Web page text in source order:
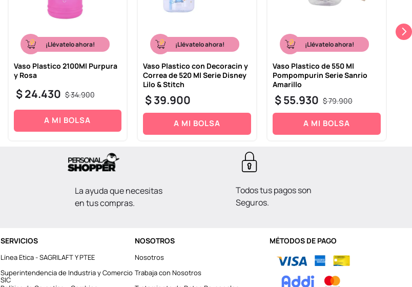
¡Llévatelo ahora!
Vaso Plastico 2100Ml Purpura
y Rosa
$34.900
$24.430
A MI BOLSA
¡Llévatelo ahora!
Vaso Plastico con Decoracin y
Correa de 520 Ml Serie Disney
Lilo & Stitch
$39.900
A MI BOLSA
¡Llévatelo ahora!
Vaso Plastico de 550 Ml
Pompompurin Serie Sanrio
Amarillo
$79.900
$55.930
A MI BOLSA
La ayuda que necesitas
en tus compras.
Todos tus pagos son
Seguros.
SERVICIOS
Línea Etica - SAGRILAFT Y PTEE
Superintendencia de Industria y Comercio
SIC
NOSOTROS
Nosotros
Trabaja con Nosotros
MÉTODOS DE PAGO